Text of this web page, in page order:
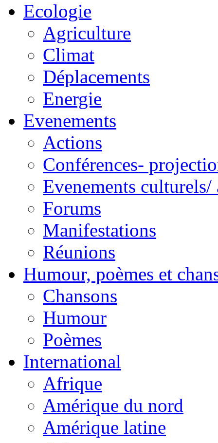
Ecologie
Agriculture
Climat
Déplacements
Energie
Evenements
Actions
Conférences-
Evenements culturels/
Forums
Manifestations
Réunions
Humour, poèmes et
Chansons
Humour
Poèmes
International
Afrique
Amérique du nord
Amérique latine